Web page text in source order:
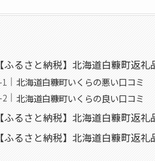
【ふるさと納税】北海道白糠町返
北海道白糠町いくらの悪い口コミ
北海道白糠町いくらの良い口コミ
【ふるさと納税】北海道白糠町返
【ふるさと納税】北海道白糠町返